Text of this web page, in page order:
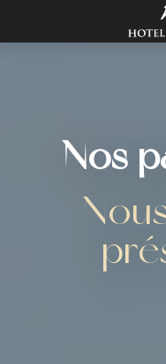
Nous vous les
Nos